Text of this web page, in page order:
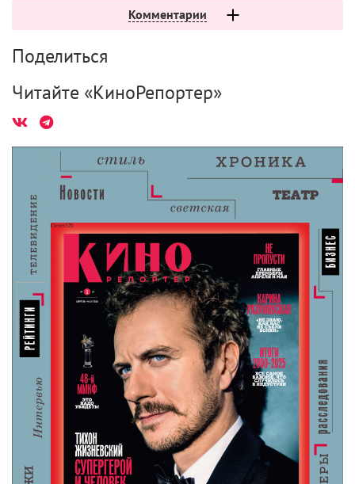
Комментарии
Поделиться
Читайте «КиноРепортер»